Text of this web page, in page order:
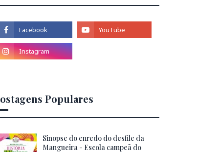
Populares
Sinopse do enredo do desfile da
Mangueira - Escola campeã do